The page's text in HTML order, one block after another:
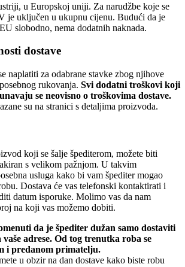
u Europskoj uniji. Za narudžbe koje se
je uključen u ukupnu cijenu. Budući da je
slobodno, nema dodatnih naknada.
dostave
naplatiti za odabrane stavke zbog njihove
rukovanja. Svi dodatni troškovi koji
se neovisno o troškovima dostave.
su na stranici s detaljima proizvoda.
koji se šalje špediterom, možete biti
s velikom pažnjom. U takvim
usluga kako bi vam špediter mogao
Dostava će vas telefonski kontaktirati i
datum isporuke. Molimo vas da nam
na koji vas možemo dobiti.
da je špediter dužan samo dostaviti
adrese. Od tog trenutka roba se
i predanom primatelju.
u obzir na dan dostave kako biste robu